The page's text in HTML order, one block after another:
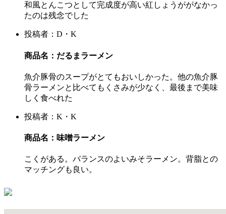
和風とんこつとして完成度が高い紅しょうががなかっ
たのは残念でした
投稿者：D・K
商品名：だるまラーメン
魚介豚骨のスープがとてもおいしかった。他の魚介豚
骨ラーメンと比べてもくさみが少なく、最後まで美味
しく食べれた
投稿者：K・K
商品名：味噌ラーメン
こくがある。バランスのよいみそラーメン。背脂との
マッチングも良い。